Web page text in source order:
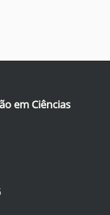
em Ciências